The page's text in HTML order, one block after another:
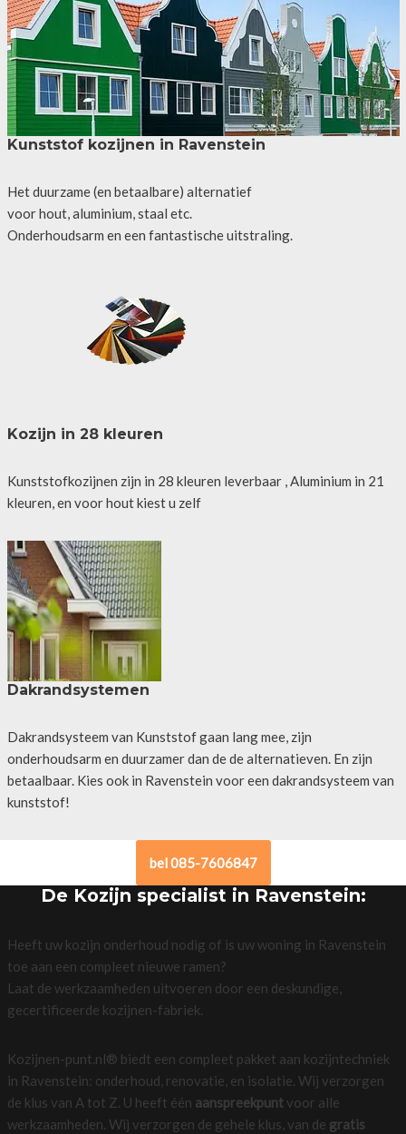
Kunststof kozijnen in Ravenstein
Het duurzame (en betaalbare) alternatief
voor hout, aluminium, staal etc.
Onderhoudsarm en een fantastische uitstraling.
Kozijn in 28 kleuren
Kunststofkozijnen zijn in 28 kleuren leverbaar , Aluminium in 21
kleuren, en voor hout kiest u zelf
Dakrandsystemen
Dakrandsysteem van Kunststof gaan lang mee, zijn
onderhoudsarm en duurzamer dan de de alternatieven. En zijn
betaalbaar. Kies ook in Ravenstein voor een dakrandsysteem van
kunststof!
bel 085-7606847
De Kozijn specialist in Ravenstein:
Heeft uw kozijn onderhoud nodig of is uw woning in Ravenstein
toe aan een compleet nieuwe ramen?
Laat de werkzaamheden uitvoeren door een deskundige,
gecertificeerde kozijnen-fabriek.
Kozijnen-punt.nl® biedt een compleet pakket aan kozijntechniek
in Ravenstein: onderhoud, renovatie, en isolatie. Wij verzorgen
de klus van A tot Z. U heeft één aanspreekpuntvoor alle
werkzaamheden. Wij verzorgen de gehele klus, van de gratis